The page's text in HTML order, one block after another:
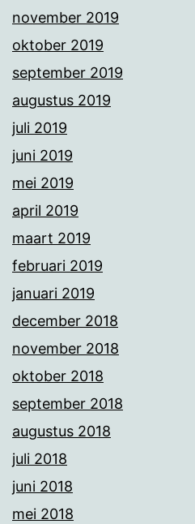
november 2019
oktober 2019
september 2019
augustus 2019
juli 2019
juni 2019
mei 2019
april 2019
maart 2019
februari 2019
januari 2019
december 2018
november 2018
oktober 2018
september 2018
augustus 2018
juli 2018
juni 2018
mei 2018